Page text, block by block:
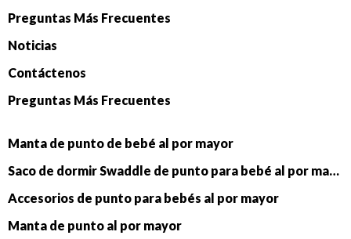
Preguntas Más Frecuentes
Noticias
Contáctenos
Preguntas Más Frecuentes
Manta de punto de bebé al por mayor
Saco de dormir Swaddle de punto para bebé al por mayor
Accesorios de punto para bebés al por mayor
Manta de punto al por mayor